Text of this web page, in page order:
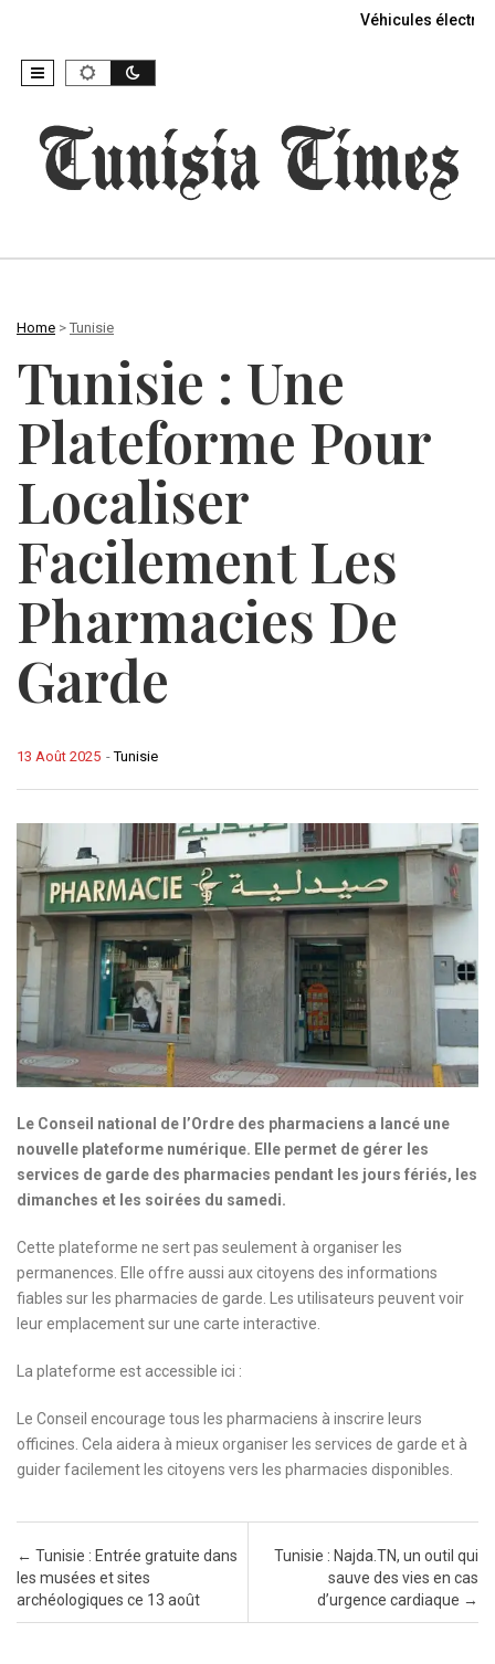
Véhicules
Home > Tunisie
Tunisie : Une
Plateforme Pour
Localiser
Facilement Les
Pharmacies De
Garde
-Tunisie
13 Août 2025
Le Conseil national de l’Ordre des pharmaciens a lancé une
nouvelle plateforme numérique. Elle permet de gérer les
services de garde des pharmacies pendant les jours fériés, les
dimanches et les soirées du samedi.
Cette plateforme ne sert pas seulement à organiser les
permanences. Elle offre aussi aux citoyens des informations
fiables sur les pharmacies de garde. Les utilisateurs peuvent voir
leur emplacement sur une carte interactive.
La plateforme est accessible ici :
Le Conseil encourage tous les pharmaciens à inscrire leurs
officines. Cela aidera à mieux organiser les services de garde et à
guider facilement les citoyens vers les pharmacies disponibles.
Post navigation
← Tunisie : Entrée gratuite dans
les musées et sites
archéologiques ce 13 août
Tunisie : Najda.TN, un outil qui
sauve des vies en cas
d’urgence cardiaque →